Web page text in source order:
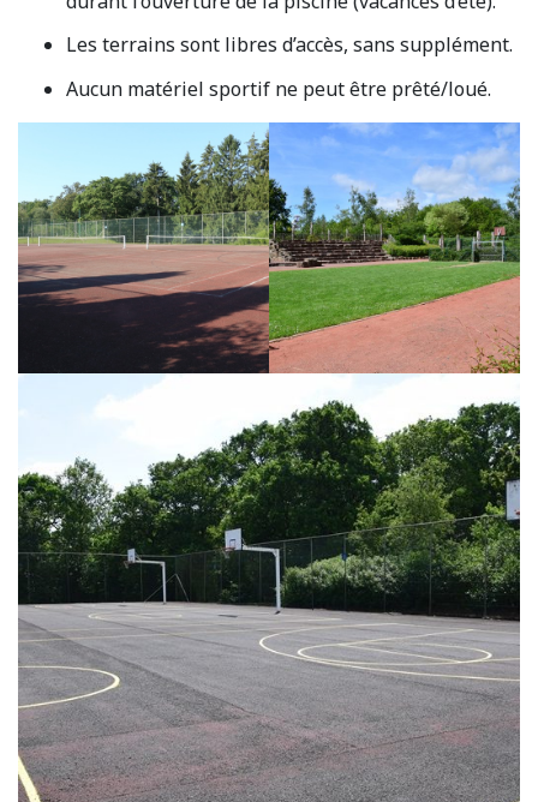
Les terrains sont libres d’accès, sans supplément.
Aucun matériel sportif ne peut être prêté/loué.